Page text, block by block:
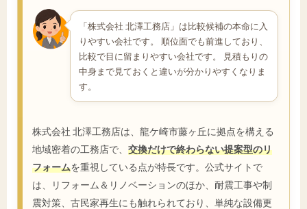
「株式会社 北澤工務店」は比較候補の本命に入
りやすい会社です。 順位面でも前進しており、
比較で目に留まりやすい会社です。 見積もりの
中身まで見ておくと違いが分かりやすくなりま
す。
株式会社 北澤工務店は、龍ケ崎市藤ヶ丘に拠点を構える
地域密着の工務店で、 交換だけで終わらない提案型のリ
フォームを重視している点が特長です。公式サイトで
は、リフォーム＆リノベーションのほか、耐震工事や制
震対策、古民家再生にも触れられており、単純な設備更